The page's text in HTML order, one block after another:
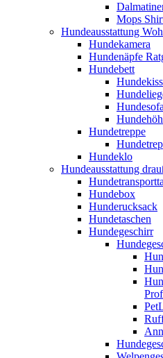
Mops
Hundeausstattung
Hundekamera
Hundenäpfe
Hundebett
Hundesofa
Hundetreppe
Hundeklo
Hundeausstattung
Hundebox
Hunderucksack
Hundetaschen
Hundegeschirr